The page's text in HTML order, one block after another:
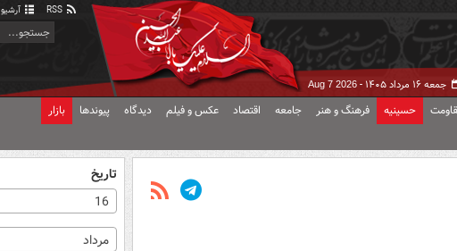
آرشیو
جمعه ۱۶ مرداد ۱۴۰۵ - Aug 7 2026
حسینیه فرهنگ و هنر جامعه اقتصاد عکس و فیلم دیدگاه پیوندها بازار
تاریخ
16
مرداد